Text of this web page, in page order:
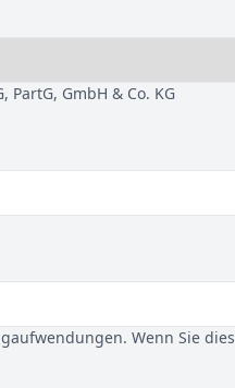
PartG, GmbH & Co. KG
Wenn Sie